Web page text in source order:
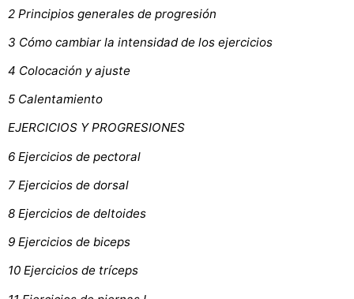
2 Principios generales de progresión
3 Cómo cambiar la intensidad de los ejercicios
4 Colocación y ajuste
5 Calentamiento
EJERCICIOS Y PROGRESIONES
6 Ejercicios de pectoral
7 Ejercicios de dorsal
8 Ejercicios de deltoides
9 Ejercicios de biceps
10 Ejercicios de tríceps